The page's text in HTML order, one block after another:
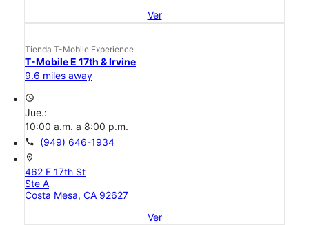
Ver
Tienda T-Mobile Experience
T-Mobile E 17th & Irvine
9.6 miles away
access_time
Jue.:
10:00 a.m. a 8:00 p.m.
call (949) 646-1934
location_on
462 E 17th St
Ste A
Costa Mesa, CA 92627
Ver